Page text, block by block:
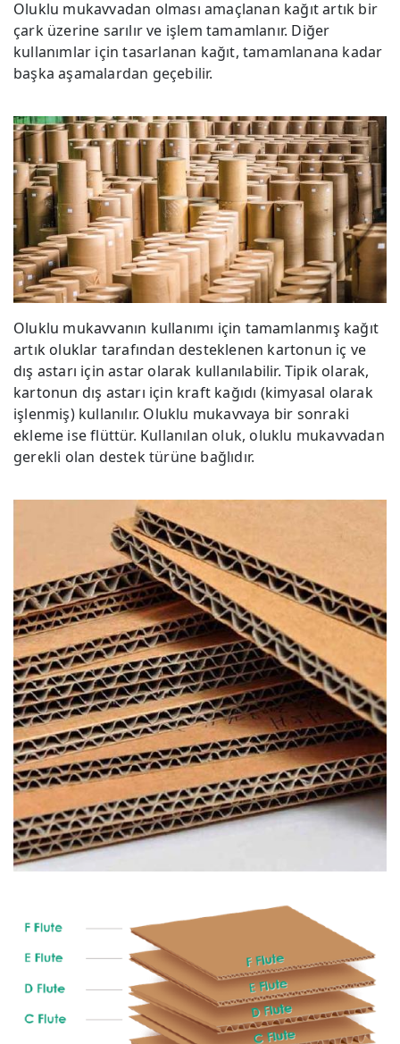
Oluklu mukavvadan olması amaçlanan kağıt artık bir
çark üzerine sarılır ve işlem tamamlanır. Diğer
kullanımlar için tasarlanan kağıt, tamamlanana kadar
başka aşamalardan geçebilir.
Oluklu mukavvanın kullanımı için tamamlanmış kağıt
artık oluklar tarafından desteklenen kartonun iç ve
dış astarı için astar olarak kullanılabilir. Tipik olarak,
kartonun dış astarı için kraft kağıdı (kimyasal olarak
işlenmiş) kullanılır. Oluklu mukavvaya bir sonraki
ekleme ise flüttür. Kullanılan oluk, oluklu mukavvadan
gerekli olan destek türüne bağlıdır.